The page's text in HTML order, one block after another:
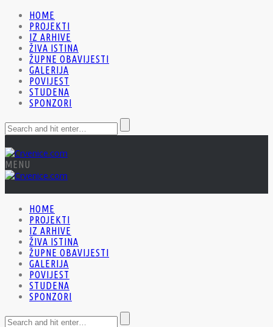
HOME
PROJEKTI
IZ ARHIVE
ŽIVA ISTINA
ŽUPNE OBAVIJESTI
GALERIJA
POVIJEST
STUDENA
SPONZORI
MENU
HOME
PROJEKTI
IZ ARHIVE
ŽIVA ISTINA
ŽUPNE OBAVIJESTI
GALERIJA
POVIJEST
STUDENA
SPONZORI